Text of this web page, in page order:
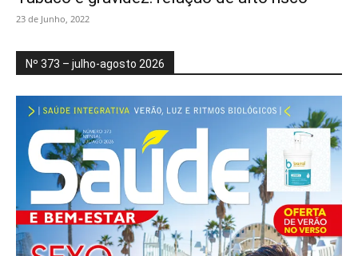
23 de Junho, 2022
Nº 373 – julho-agosto 2026